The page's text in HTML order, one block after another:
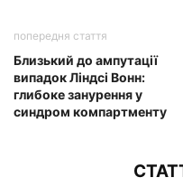
попередня стаття
Близький до ампутації
випадок Ліндсі Вонн:
глибоке занурення у
синдром компартменту